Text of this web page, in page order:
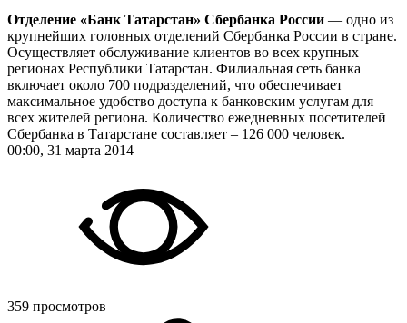
Отделение «Банк Татарстан» Сбербанка России — одно из
крупнейших головных отделений Сбербанка России в стране.
Осуществляет обслуживание клиентов во всех крупных
регионах Республики Татарстан. Филиальная сеть банка
включает около 700 подразделений, что обеспечивает
максимальное удобство доступа к банковским услугам для
всех жителей региона. Количество ежедневных посетителей
Сбербанка в Татарстане составляет – 126 000 человек.
00:00, 31 марта 2014
359 просмотров